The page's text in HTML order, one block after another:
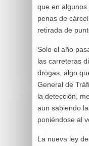
que en
penas de
retirada de
Solo el año
las carreteras
drogas, algo
General de
la detección,
aun sabiendo
poniéndose al
La nueva ley